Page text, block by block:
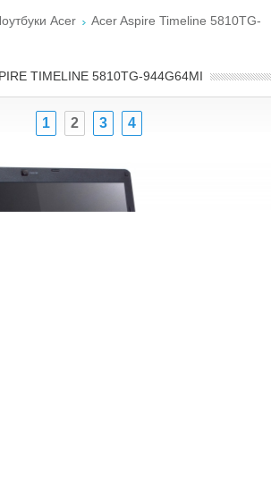
Acer
Acer Aspire Timeline 5810TG-
TIMELINE 5810TG-944G64MI
1 2 3 4